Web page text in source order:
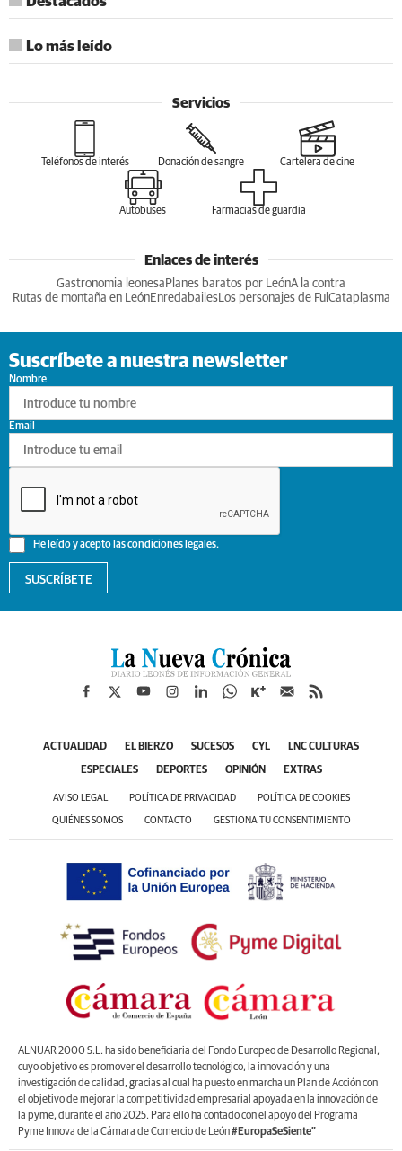
Lo más leído
Servicios
Teléfonos de interés Donación de sangre Cartelera de cine
Autobuses Farmacias de guardia
Enlaces de interés
Gastronomia leonesa Planes baratos por LeónA la contra
Rutas de montaña en LeónEnredabailesLos personajes de Ful Cataplasma
Suscríbete a nuestra newsletter
Nombre
He leído y acepto lascondiciones legales.
Email
SUSCRÍBETE
ACTUALIDAD EL BIERZO SUCESOS CYL LNC CULTURAS
ESPECIALES DEPORTES OPINIÓN EXTRAS
AVISO LEGAL POLÍTICA DE PRIVACIDAD POLÍTICA DE COOKIES
QUIÉNES SOMOS CONTACTO GESTIONA TU CONSENTIMIENTO
ALNUAR 2000 S.L. ha sido beneficiaria del Fondo Europeo de Desarrollo Regional,
cuyo objetivo es promover el desarrollo tecnológico, la innovación y una
investigación de calidad, gracias al cual ha puesto en marcha un Plan de Acción con
el objetivo de mejorar la competitividad empresarial apoyada en la innovación de
la pyme, durante el año 2025. Para ello ha contado con el apoyo del Programa
Pyme Innova de la Cámara de Comercio de León#EuropaSeSiente”